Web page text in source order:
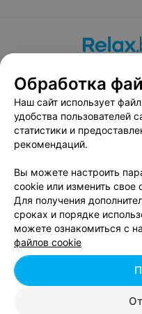
Вакансии
Публичный договор
Связаться по
Написать
Обработка
|
Обработка
Наш сайт использует
удобства пользователей
статистики и
рекомендаций.
Вы можете настроить
cookie или изменить свое
Для получения
сроках и порядке
можете ознакомиться с
файлов cookie